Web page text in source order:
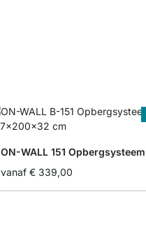
ON-WALL 151 Opbergsysteem
vanaf € 339,00